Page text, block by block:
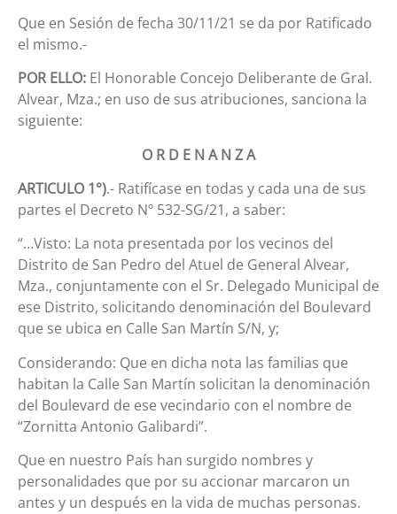
Que en Sesión de fecha 30/11/21 se da por Ratificado
el mismo.-
POR ELLO: El Honorable Concejo Deliberante de Gral.
Alvear, Mza.; en uso de sus atribuciones, sanciona la
siguiente:
O R D E N A N Z A
ARTICULO 1°).- Ratifícase en todas y cada una de sus
partes el Decreto Nº 532-SG/21, a saber:
“…Visto: La nota presentada por los vecinos del
Distrito de San Pedro del Atuel de General Alvear,
Mza., conjuntamente con el Sr. Delegado Municipal de
ese Distrito, solicitando denominación del Boulevard
que se ubica en Calle San Martín S/N, y;
Considerando: Que en dicha nota las familias que
habitan la Calle San Martín solicitan la denominación
del Boulevard de ese vecindario con el nombre de
“Zornitta Antonio Galibardi”.
Que en nuestro País han surgido nombres y
personalidades que por su accionar marcaron un
antes y un después en la vida de muchas personas.